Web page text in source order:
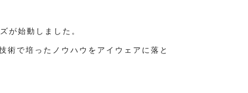
始動しました。
で培ったノウハウをアイウェアに落と